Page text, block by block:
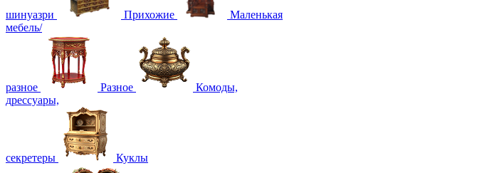
шинуазри Прихожие
Маленькая
мебель/
разное Разное
Комоды,
дрессуары,
секретеры Куклы